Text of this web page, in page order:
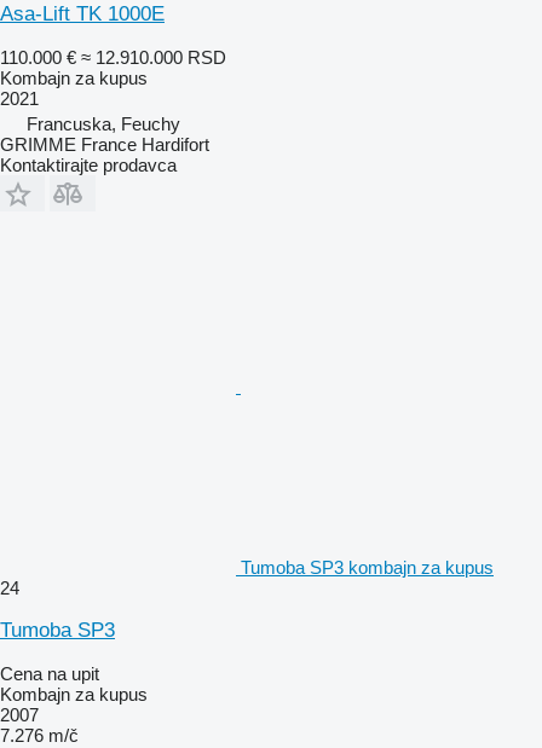
Asa-Lift TK 1000E
110.000 € ≈ 12.910.000 RSD
Kombajn za kupus
2021
Francuska, Feuchy
GRIMME France Hardifort
Kontaktirajte prodavca
Tumoba SP3 kombajn za kupus
24
Tumoba SP3
Cena na upit
Kombajn za kupus
2007
7.276 m/č